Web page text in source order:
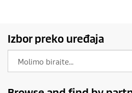
Izbor preko uređaja